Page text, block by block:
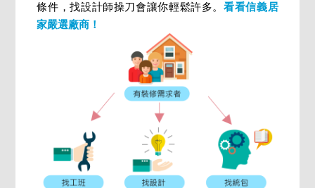
條件，找設計師操刀會讓你輕鬆許多。看看信義居
家嚴選廠商！